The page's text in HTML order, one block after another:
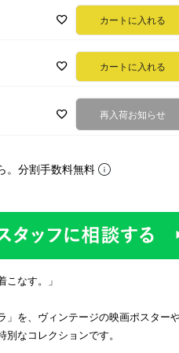
カートに入れる
カートに入れる
再入荷お知らせ
。分割手数料無料
こなす。」
」を、ヴィンテージの映画ポスター
なコレクションです。